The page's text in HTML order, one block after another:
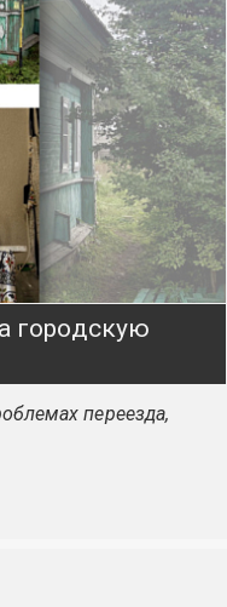
городскую
переезда,